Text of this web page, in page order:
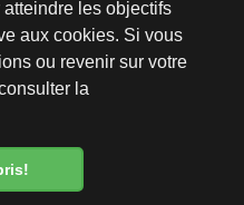
les objectifs
aux cookies. Si vous
ou revenir sur votre
la
données